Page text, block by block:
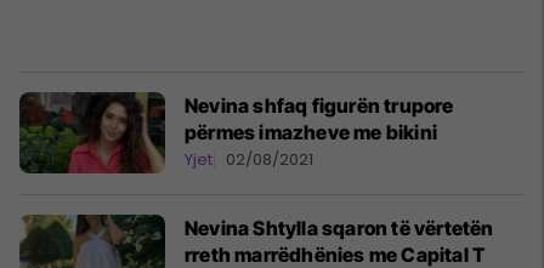
Nevina shfaq figurën trupore
përmes imazheve me bikini
Yjet 02/08/2021
Nevina Shtylla sqaron të vërtetën
rreth marrëdhënies me Capital T